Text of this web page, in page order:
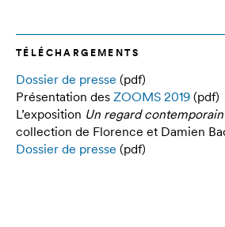
TÉLÉCHARGEMENTS
Dossier de presse (pdf)
Présentation des ZOOMS 2019 (pdf)
L’exposition Un regard contemporain
collection de Florence et Damien
Dossier de presse (pdf)